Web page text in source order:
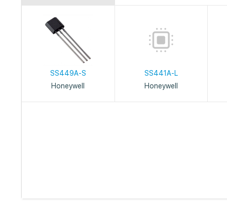
SS449A-S
Honeywell
SS441A-L
Honeywell